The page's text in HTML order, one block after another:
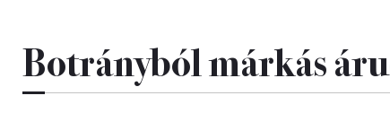
Botrányból márkás